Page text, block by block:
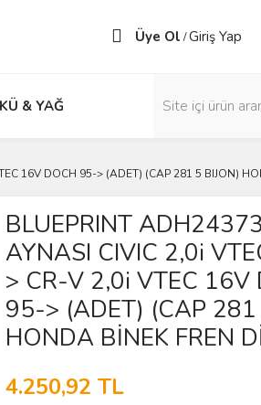
Üye Ol /Giriş Yap
& YAĞ
16V DOCH 95-> (ADET) (CAP 281 5 BIJON)
BLUEPRINT
AYNASI CIVIC 2,0i
> CR-V 2,0i VTEC 16V
95-> (ADET) (CAP 281
HONDA BİNEK FREN
4.250,92 TL